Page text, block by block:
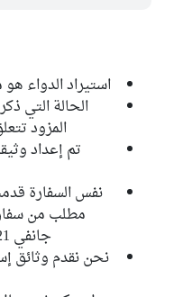
استيراد الدواء
الحالة التي
المزود تتعلق
تم إعداد
مطلب من
جانفي 2021 , كذلك تركيا في مارس 2021
نحن نقدم وثائق